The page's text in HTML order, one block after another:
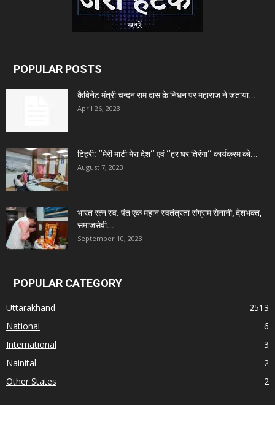
POPULAR POSTS
कैबिनेट मंत्री चन्दन राम दास के निधन पर महाराज ने जताया...
April 26, 2023
टिहरी: ‘‘मेरी माटी मेरा देश‘‘ एवं ‘‘हर घर तिरंगा‘‘ कार्यक्रम को...
August 7, 2023
भारत रत्न स्व. पंत एक महान स्वतंत्रता संग्राम सेनानी, देशभक्त,
समाजसेवी...
September 10, 2023
POPULAR CATEGORY
Uttarakhand
2513
National
6
International
3
Nainital
2
Other States
2